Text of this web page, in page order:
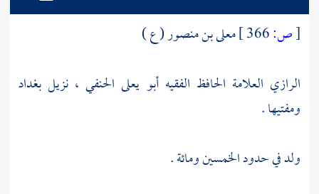
[ص:
معلى بن منصور ( ع )
الرازي العلامة الحافظ الفقيه أبو يعلى الحنفي ، نزيل بغداد
ومفتيها .
ولد في حدود الخمسين ومائة .